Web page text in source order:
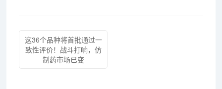
这36个品种将首批通过一
致性评价！战斗打响，仿
制药市场已变